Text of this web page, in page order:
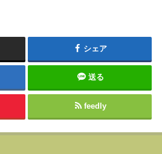
シェア
送る
feedly